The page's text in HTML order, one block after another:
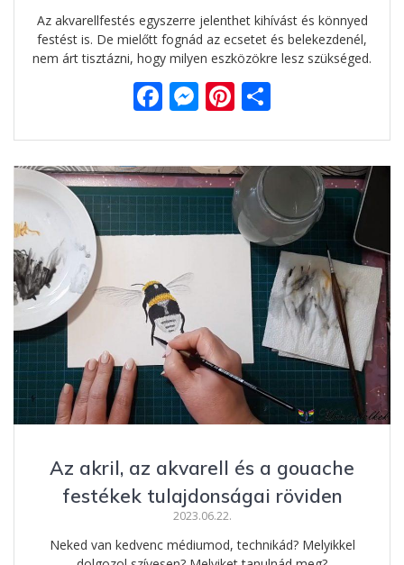
Az akvarellfestés egyszerre jelenthet kihívást és könnyed
festést is. De mielőtt fognád az ecsetet és belekezdenél,
nem árt tisztázni, hogy milyen eszközökre lesz szükséged.
F
e
b
o
o
k
M
ss
e
n
g
Pi
er
e
st
za
e
g
Az akril, az akvarell és a gouache
festékek tulajdonságai röviden
2023.06.22.
Neked van kedvenc médiumod, technikád? Melyikkel